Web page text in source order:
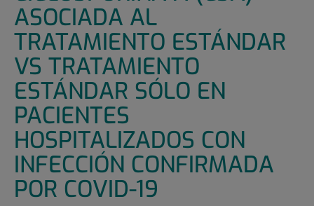
ASOCIADA AL
TRATAMIENTO ESTÁNDAR
VS TRATAMIENTO
ESTÁNDAR SÓLO EN
PACIENTES
HOSPITALIZADOS CON
INFECCIÓN CONFIRMADA
POR COVID-19